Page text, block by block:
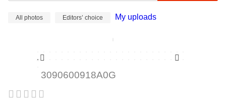
All photos Editors’ choice My uploads
3090600918A0G